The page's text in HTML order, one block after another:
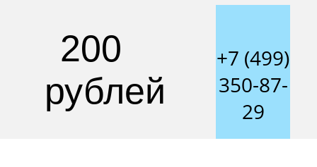
200
рублей
+7 (499)
350-87-
29